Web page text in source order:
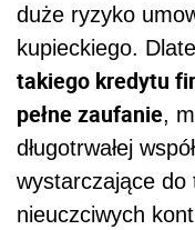
duże ryzyko
kupieckiego.
takiego kredytu
pełne zaufanie,
długotrwałej
wystarczające do
nieuczciwych